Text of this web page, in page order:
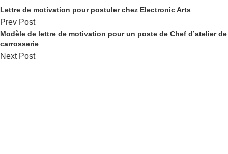
Lettre de motivation pour postuler chez Electronic Arts
Prev Post
Modèle de lettre de motivation pour un poste de Chef d’atelier de
carrosserie
Next Post